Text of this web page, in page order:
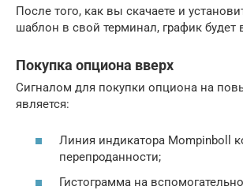
После того, как вы скачаете и
шаблон в свой терминал, график будет
Покупка опциона вверх
Сигналом для покупки опциона на
является:
Линия индикатора Mompinboll
перепроданности;
Гистограмма на